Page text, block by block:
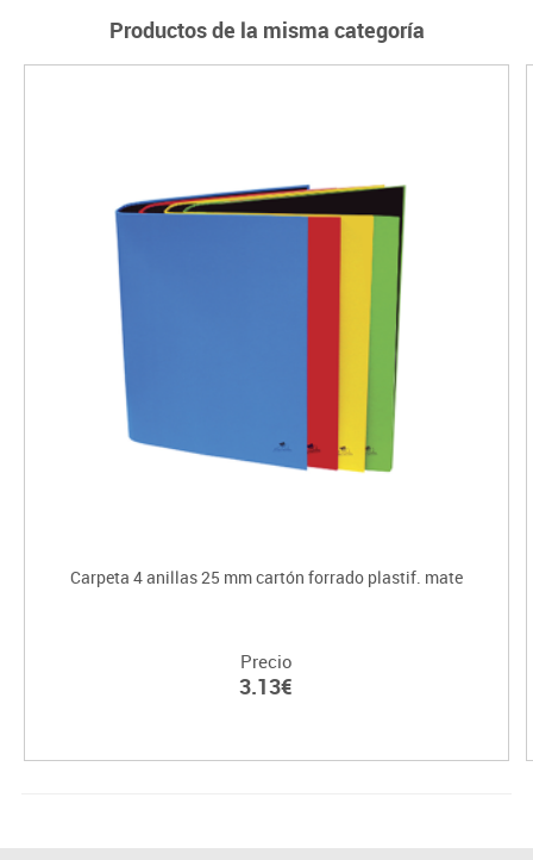
Productos de la misma categoría
Carpeta 4 anillas 25 mm cartón forrado plastif. mate
Precio
3.13€